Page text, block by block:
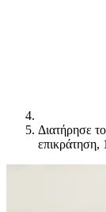
Διατήρησε